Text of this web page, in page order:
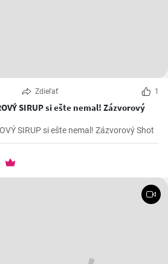
Zdieľať 1
si ešte nemal! Zázvorový
Takýto DOMÁCI ZÁZVOROVÝ SIRUP si ešte nemal! Zázvorový Shot